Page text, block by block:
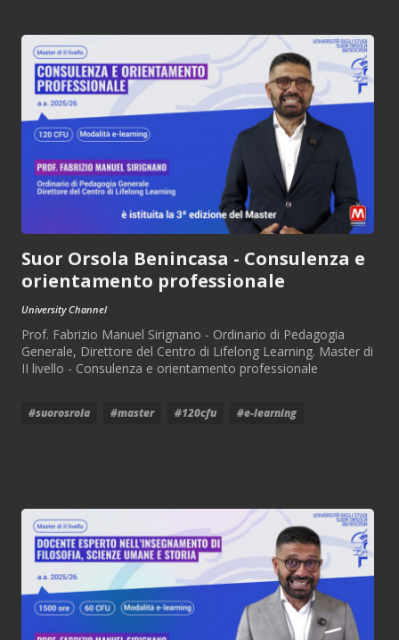
Suor Orsola Benincasa - Consulenza e
orientamento professionale
University Channel
Prof. Fabrizio Manuel Sirignano - Ordinario di Pedagogia
Generale, Direttore del Centro di Lifelong Learning. Master di
II livello - Consulenza e orientamento professionale
#suorosrola #master #120cfu #e-learning